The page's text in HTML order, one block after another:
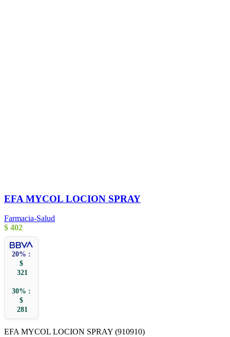
EFA MYCOL LOCION SPRAY
Farmacia-Salud
$ 402
20% :
$
321
30% :
$
281
EFA MYCOL LOCION SPRAY (910910)